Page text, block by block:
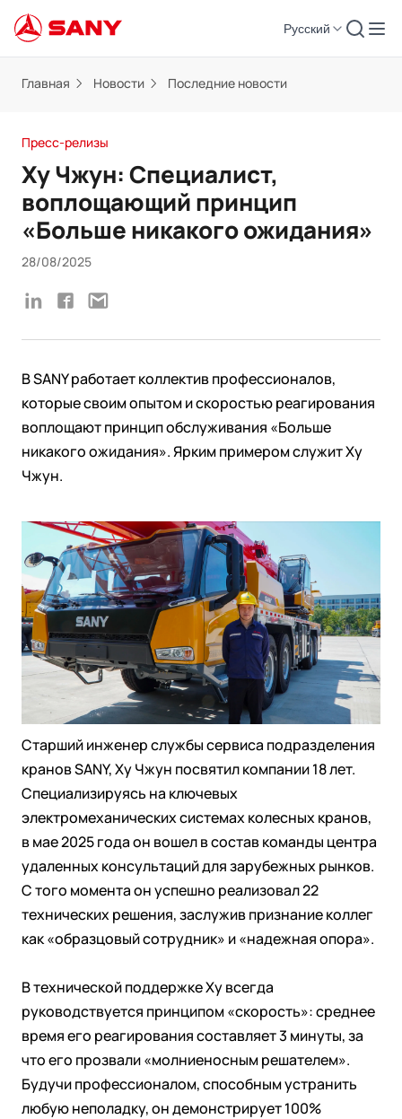
Русский
Главная Новости Последние новости
Пресс-релизы
Ху Чжун: Специалист,
воплощающий принцип
«Больше никакого ожидания»
28/08/2025
В SANY работает коллектив профессионалов,
которые своим опытом и скоростью реагирования
воплощают принцип обслуживания «Больше
никакого ожидания». Ярким примером служит Ху
Чжун.
Старший инженер службы сервиса подразделения
кранов SANY, Ху Чжун посвятил компании 18 лет.
Специализируясь на ключевых
электромеханических системах колесных кранов,
в мае 2025 года он вошел в состав команды центра
удаленных консультаций для зарубежных рынков.
С того момента он успешно реализовал 22
технических решения, заслужив признание коллег
как «образцовый сотрудник» и «надежная опора».
В технической поддержке Ху всегда
руководствуется принципом «скорость»: среднее
время его реагирования составляет 3 минуты, за
что его прозвали «молниеносным решателем».
Будучи профессионалом, способным устранить
любую неполадку, он демонстрирует 100%